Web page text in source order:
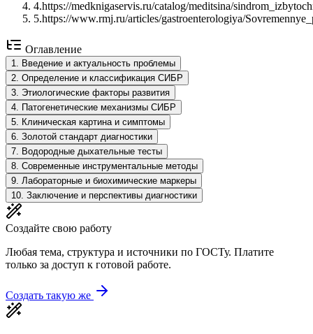
4.https://medknigaservis.ru/catalog/meditsina/
5.https://www.rmj.ru/articles/gastroenterologiya/
Оглавление
1
Введение и актуальность проблемы
2 Определение и классификация СИБР
3 Этиологические факторы развития
4
Патогенетические механизмы СИБР
5
Клиническая картина и симптомы
6 Золотой стандарт диагностики
7
Водородные дыхательные тесты
8 Современные инструментальные методы
9 Лабораторные и биохимические маркеры
10 Заключение и перспективы диагностики
Создайте свою работу
Любая тема, структура и источники по ГОСТу. Платите
только за доступ к готовой работе.
Создать такую же